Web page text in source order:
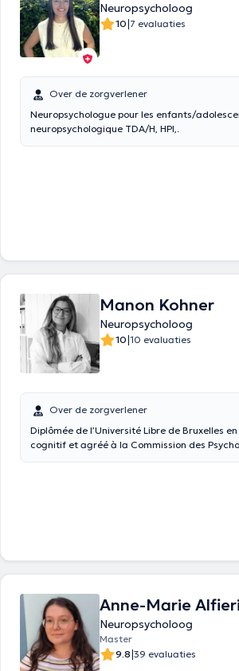
Neuropsycholoog
10|7 evaluaties
Over de zorgverlener
Neuropsychologue pour les enfants/
neuropsychologique TDA/H, HPI,.
Manon Kohner
Neuropsycholoog
10|10 evaluaties
Over de zorgverlener
Diplômée de l’Université Libre de Bruxelles
cognitif et agréé à la Commission des
Anne-Marie Alfieri
Neuropsycholoog
Master
9.8|39 evaluaties